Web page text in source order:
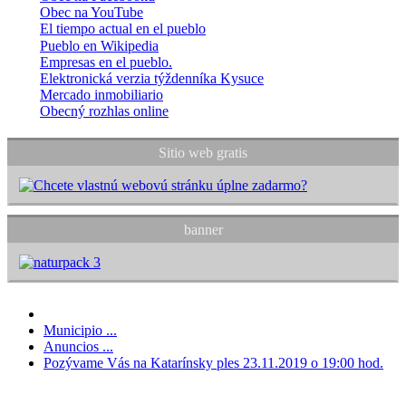
Obec na YouTube
El tiempo actual en el pueblo
Pueblo en Wikipedia
Empresas en el pueblo.
Elektronická verzia týždenníka Kysuce
Mercado inmobiliario
Obecný rozhlas online
Sitio web gratis
banner
Municipio ...
Anuncios ...
Pozývame Vás na Katarínsky ples 23.11.2019 o 19:00 hod.